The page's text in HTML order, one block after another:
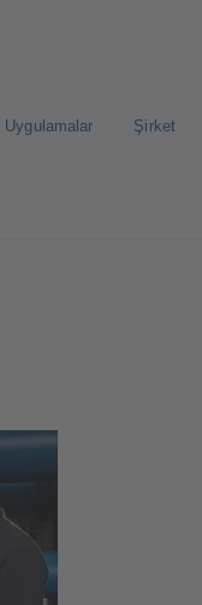
Uygulamalar Şirket